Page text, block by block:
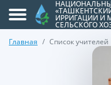
ИРРИГАЦИИ И
СЕЛЬСКОГО
Главная Список учителей